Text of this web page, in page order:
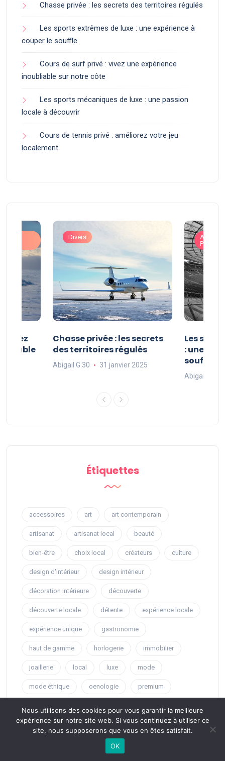
Chasse privée : les secrets des territoires régulés
Les sports extrêmes de luxe : une expérience à
couper le souffle
Cours de surf privé : vivez une expérience
inoubliable sur notre côte
Les sports mécaniques de luxe : une passion
locale à découvrir
Cours de tennis privé : améliorez votre jeu
localement
vivez
Divers
Chasse privée : les secrets
des territoires régulés
Abigail.G.30 31 janvier 2025
Art de
Les
: une
souffle
Abigail.G.30
Étiquettes
accessoires art art contemporain
artisanat artisanat local beauté
bien-être choix local créateurs culture
design d'intérieur design intérieur
décoration intérieure découverte
découverte locale détente expérience locale
expérience unique gastronomie
haut de gamme horlogerie immobilier
joaillerie local luxe mode
mode éthique oenologie premium
technologie tendances vin
voyage
Nous utilisons des cookies pour vous garantir la meilleure
expérience sur notre site web. Si vous continuez à utiliser ce
site, nous supposerons que vous en êtes satisfait.
OK